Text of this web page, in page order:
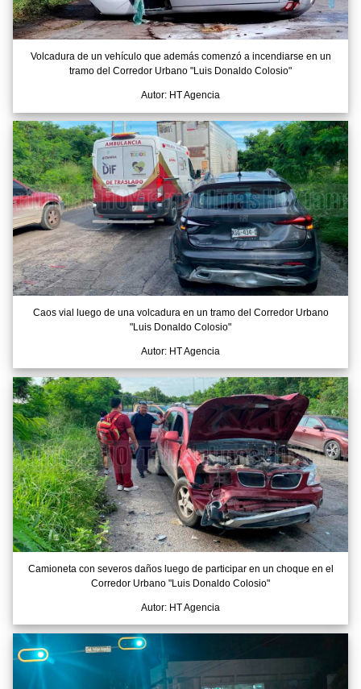
Volcadura de un vehículo que además comenzó a incendiarse en un
tramo del Corredor Urbano "Luis Donaldo Colosio"
Autor: HT Agencia
Caos vial luego de una volcadura en un tramo del Corredor Urbano
"Luis Donaldo Colosio"
Autor: HT Agencia
Camioneta con severos daños luego de participar en un choque en el
Corredor Urbano "Luis Donaldo Colosio"
Autor: HT Agencia